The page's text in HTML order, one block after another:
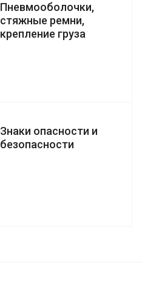
Пневмооболочки,
стяжные ремни,
крепление груза
Знаки опасности и
безопасности